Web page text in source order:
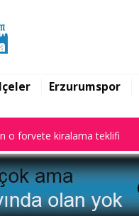
Erzurumspor
kararları ile gündem oldu
o forvete kiralama teklifi
o forvete kiralama teklifi